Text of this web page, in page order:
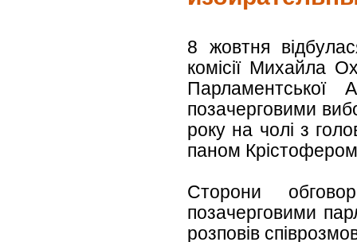
8 жовтня
комісії Михайла
позачерговими
року на чолі з
паном
Сторони
позачерговими
розповів